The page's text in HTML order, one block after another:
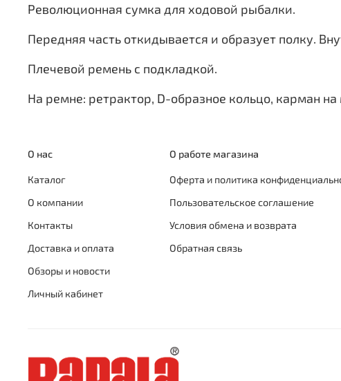
Революционная сумка для ходовой рыбалки.
Передняя часть откидывается и образует полку.
Плечевой ремень с подкладкой.
На ремне: ретрактор, D-образное кольцо, карман
О нас
Каталог
О компании
Контакты
Доставка и оплата
Обзоры и новости
Личный кабинет
О работе магазина
Оферта и политика
Пользовательское соглашение
Условия обмена и возврата
Обратная связь